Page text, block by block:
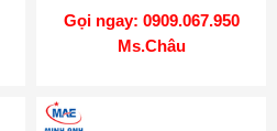
WGMT2RJRJ6
Gọi ngay: 0909.067.950
Ms.Châu